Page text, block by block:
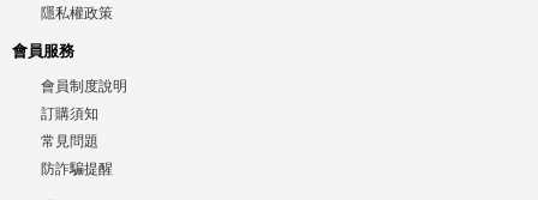
隱私權政策
會員服務
會員制度說明
訂購須知
常見問題
防詐騙提醒